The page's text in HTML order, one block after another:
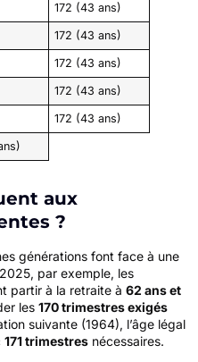
172 (43 ans)
172 (43 ans)
172 (43 ans)
172 (43 ans)
172 (43 ans)
aux
?
générations font face à une
par exemple, les
partir à la retraite à 62 ans et
les 170 trimestres exigés
suivante (1964), l’âge légal
171 trimestres nécessaires.